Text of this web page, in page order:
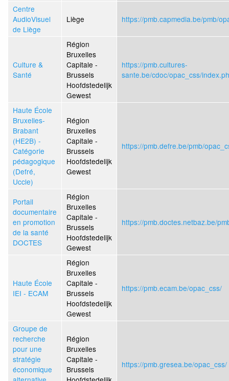
Centre
AudioVisuel
de Liège
Liège https://pmb.capmedia.be/pmb/
Culture &
Santé
Région
Bruxelles
Capitale -
Brussels
Hoofdstedelijk
Gewest
https://pmb.cultures-
sante.be/cdoc/opac_css/
Haute École
Bruxelles-
Brabant
(HE2B) -
Catégorie
pédagogique
(Defré,
Uccle)
Région
Bruxelles
Capitale -
Brussels
Hoofdstedelijk
Gewest
https://pmb.defre.be/pmb/
Portail
documentaire
en promotion
de la santé
DOCTES
Région
Bruxelles
Capitale -
Brussels
Hoofdstedelijk
Gewest
https://pmb.doctes.netbaz.be/
Haute École
IEI - ECAM
Région
Bruxelles
Capitale -
Brussels
Hoofdstedelijk
Gewest
https://pmb.ecam.be/opac_css/
Groupe de
recherche
pour une
stratégie
économique
Région
Bruxelles
Capitale -
Brussels
https://pmb.gresea.be/opac_css/